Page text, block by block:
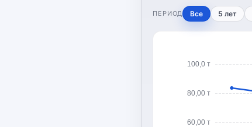
ПЕРИОД Все 5 лет
60,00 т
80,00 т
100,0 т